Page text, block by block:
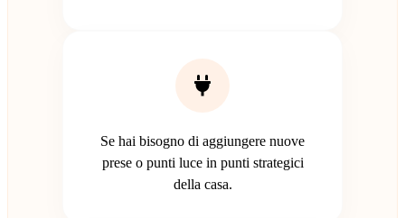
Se hai bisogno di aggiungere nuove
prese o punti luce in punti strategici
della casa.